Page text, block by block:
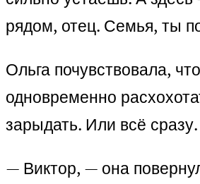
рядом, отец. Семья, ты
Ольга почувствовала,
одновременно
зарыдать. Или всё сразу.
— Виктор, — она